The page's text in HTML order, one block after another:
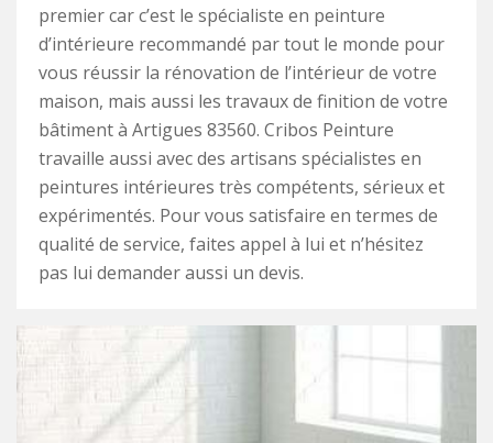
premier car c’est le spécialiste en peinture
d’intérieure recommandé par tout le monde pour
vous réussir la rénovation de l’intérieur de votre
maison, mais aussi les travaux de finition de votre
bâtiment à Artigues 83560. Cribos Peinture
travaille aussi avec des artisans spécialistes en
peintures intérieures très compétents, sérieux et
expérimentés. Pour vous satisfaire en termes de
qualité de service, faites appel à lui et n’hésitez
pas lui demander aussi un devis.